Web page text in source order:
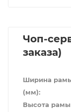
Чоп-
заказа)
Ширина
(мм):
Высота рамы